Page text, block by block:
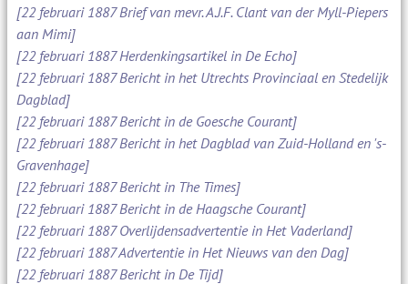
[22 februari 1887 Brief van mevr. A.J.F. Clant van der Myll-Piepers
aan Mimi]
[22 februari 1887 Herdenkingsartikel in De Echo]
[22 februari 1887 Bericht in het Utrechts Provinciaal en Stedelijk
Dagblad]
[22 februari 1887 Bericht in de Goesche Courant]
[22 februari 1887 Bericht in het Dagblad van Zuid-Holland en 's-
Gravenhage]
[22 februari 1887 Bericht in The Times]
[22 februari 1887 Bericht in de Haagsche Courant]
[22 februari 1887 Overlijdensadvertentie in Het Vaderland]
[22 februari 1887 Advertentie in Het Nieuws van den Dag]
[22 februari 1887 Bericht in De Tijd]